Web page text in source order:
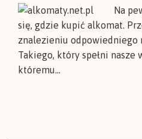
Na
się, gdzie kupić alkomat.
znalezieniu odpowiedniego
Takiego, który spełni nasze
któremu...